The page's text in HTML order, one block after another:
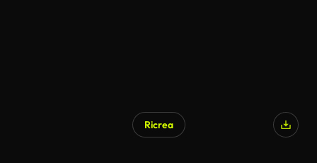
Ricrea